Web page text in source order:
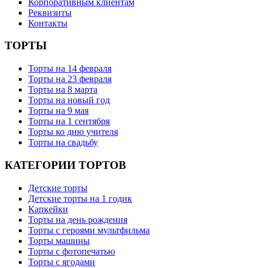
Реквизиты
Контакты
ТОРТЫ
Торты на 14 февраля
Торты на 23 февраля
Торты на 8 марта
Торты на новый год
Торты на 9 мая
Торты на 1 сентября
Торты ко дню учителя
Торты на свадьбу
КАТЕГОРИИ ТОРТОВ
Детские торты
Детские торты на 1 годик
Капкейки
Торты на день рождения
Торты с героями мультфильма
Торты машины
Торты с фотопечатью
Торты с ягодами